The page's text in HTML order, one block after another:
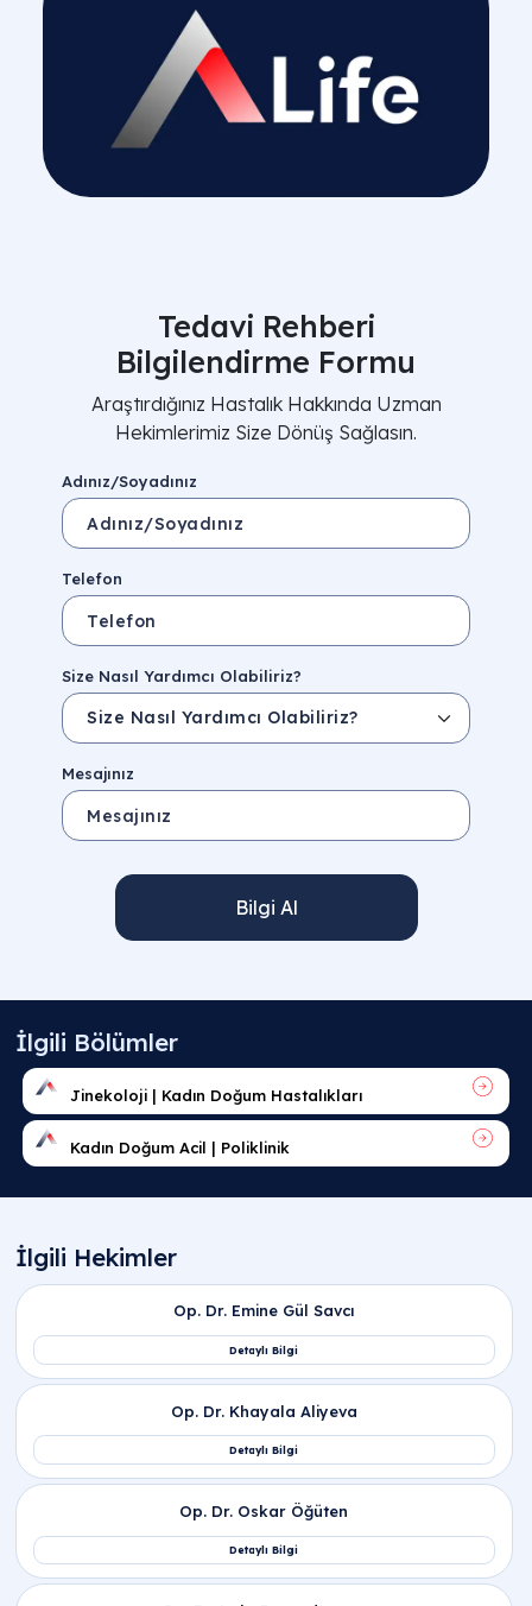
Tedavi Rehberi
Bilgilendirme Formu
Araştırdığınız Hastalık Hakkında Uzman
Hekimlerimiz Size Dönüş Sağlasın.
Adınız/Soyadınız
Telefon
Size Nasıl Yardımcı Olabiliriz?
Mesajınız
Bilgi Al